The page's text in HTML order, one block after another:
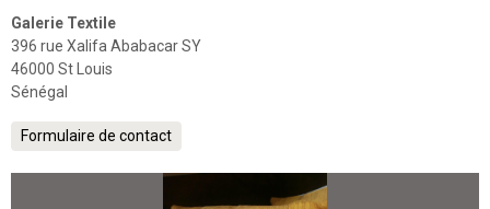
Galerie Textile
396 rue Xalifa Ababacar SY
46000 St Louis
Sénégal
Formulaire de contact